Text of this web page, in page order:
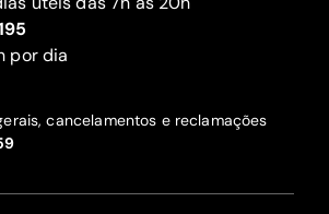
por dia
cancelamentos e reclamações